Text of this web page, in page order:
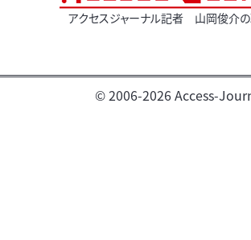
アクセスジャーナル記者 山岡俊介
© 2006-2026 Access-